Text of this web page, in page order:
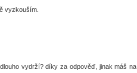
vyzkouším.
vydrží? díky za odpověď, jinak máš na